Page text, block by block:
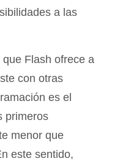
a las
Flash ofrece a
con otras
es el
primeros
menor que
este sentido,